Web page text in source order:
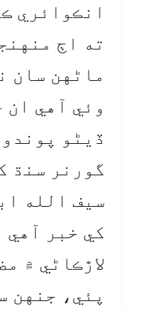
انڪوائري
ته اڄ
ماڻهن سان
وئي آهي ان
ڏيڻو
گورنر سنڌ
سيف الله
کي خبر آهي
لاڙڪاڻي ۾
پئي، جنهن